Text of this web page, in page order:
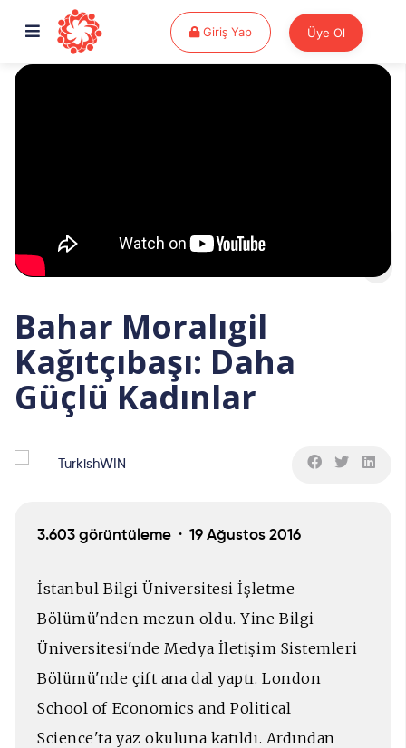
Giriş YapGiriş Yap Üye Ol
Bahar Moralıgil
Kağıtçıbaşı: Daha
Güçlü Kadınlar
TurkishWIN
3.603 görüntüleme · 19 Ağustos 2016
İstanbul Bilgi Üniversitesi İşletme
Bölümü'nden mezun oldu. Yine Bilgi
Üniversitesi'nde Medya İletişim Sistemleri
Bölümü'nde çift ana dal yaptı. London
School of Economics and Political
Science'ta yaz okuluna katıldı. Ardından